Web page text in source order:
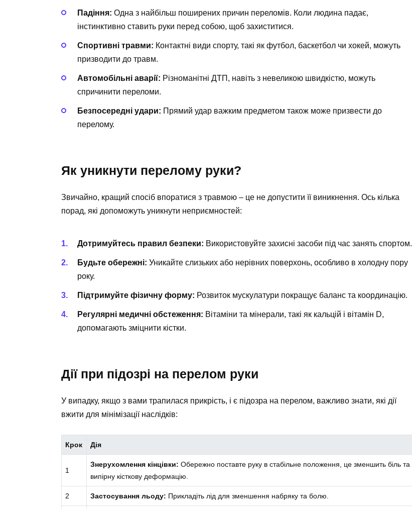
Падіння: Одна з найбільш поширених причин переломів. Коли людина падає,
інстинктивно ставить руки перед собою, щоб захиститися.
Спортивні травми: Контактні види спорту, такі як футбол, баскетбол чи хокей, можуть
призводити до травм.
Автомобільні аварії: Різноманітні ДТП, навіть з невеликою швидкістю, можуть
спричинити переломи.
Безпосередні удари: Прямий удар важким предметом також може призвести до
перелому.
Як уникнути перелому руки?
Звичайно, кращий спосіб впоратися з травмою – це не допустити її виникнення. Ось кілька
порад, які допоможуть уникнути неприємностей:
Дотримуйтесь правил безпеки: Використовуйте захисні засоби під час занять спортом.
Будьте обережні: Уникайте слизьких або нерівних поверхонь, особливо в холодну пору
року.
Підтримуйте фізичну форму: Розвиток мускулатури покращує баланс та координацію.
Регулярні медичні обстеження: Вітаміни та мінерали, такі як кальцій і вітамін D,
допомагають зміцнити кістки.
Дії при підозрі на перелом руки
У випадку, якщо з вами трапилася прикрість, і є підозра на перелом, важливо знати, які дії
вжити для мінімізації наслідків:
Крок Дія
1
Знерухомлення кінцівки: Обережно поставте руку в стабільне положення, це зменшить біль та
випірну кісткову деформацію.
2 Застосування льоду: Прикладіть лід для зменшення набряку та болю.